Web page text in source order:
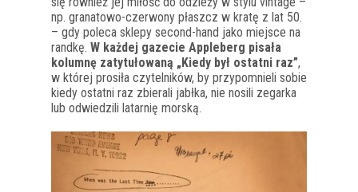
np. granatowo-czerwony płaszcz w kratę z lat 50.
– gdy poleca sklepy second-hand jako miejsce na
randkę. W każdej gazecie Appleberg pisała
kolumnę zatytułowaną „Kiedy był ostatni raz”,
w której prosiła czytelników, by przypomnieli sobie
kiedy ostatni raz zbierali jabłka, nie nosili zegarka
lub odwiedzili latarnię morską.